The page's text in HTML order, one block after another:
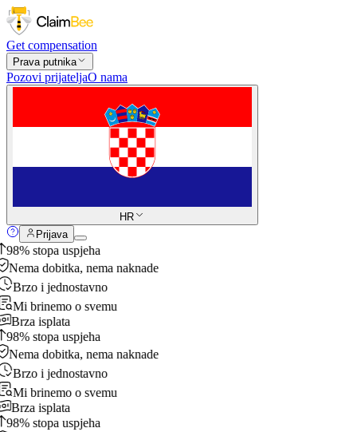
Get compensation
Prava putnika
Pozovi prijateljaO nama
HR
Prijava
98% stopa uspjeha
Nema dobitka, nema naknade
Brzo i jednostavno
Mi brinemo o svemu
Brza isplata
98% stopa uspjeha
Nema dobitka, nema naknade
Brzo i jednostavno
Mi brinemo o svemu
Brza isplata
98% stopa uspjeha